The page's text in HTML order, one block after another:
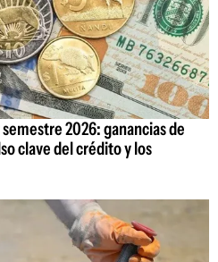
2026: ganancias de
clave del crédito y los